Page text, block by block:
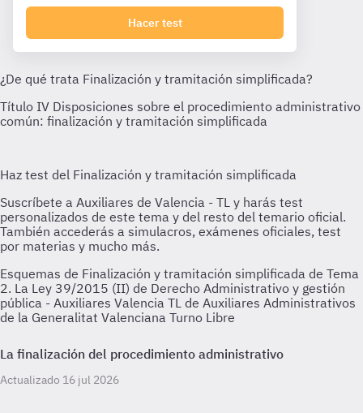
Hacer test
Esquemas de Finalización y tramitación simplificada de Tema
2. La Ley 39/2015 (II) de Derecho Administrativo y gestión
pública - Auxiliares Valencia TL de Auxiliares Administrativos
de la Generalitat Valenciana Turno Libre
La finalización del procedimiento administrativo
Actualizado 16 jul 2026